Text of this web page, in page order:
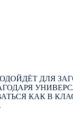
ДЛЯ
КАК В